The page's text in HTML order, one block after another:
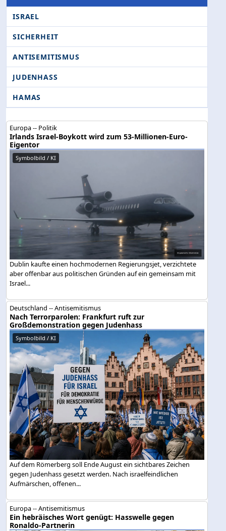
ISRAEL
SICHERHEIT
ANTISEMITISMUS
JUDENHASS
HAMAS
Europa -- Politik
Irlands Israel-Boykott wird zum 53-Millionen-Euro-
Eigentor
Symbolbild / KI
Dublin kaufte einen hochmodernen Regierungsjet, verzichtete
aber offenbar aus politischen Gründen auf ein gemeinsam mit
Israel...
Deutschland -- Antisemitismus
Nach Terrorparolen: Frankfurt ruft zur
Großdemonstration gegen Judenhass
Symbolbild / KI
Auf dem Römerberg soll Ende August ein sichtbares Zeichen
gegen Judenhass gesetzt werden. Nach israelfeindlichen
Aufmärschen, offenen...
Europa -- Antisemitismus
Ein hebräisches Wort genügt: Hasswelle gegen
Ronaldo-Partnerin